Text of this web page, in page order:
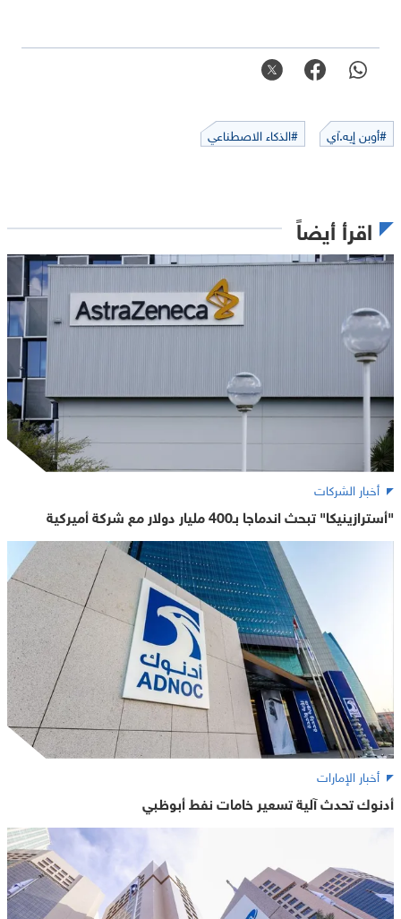
#أوبن إيه.آي #الذكاء الاصطناعي
اقرأ أيضاً
أخبار الشركات
"أسترازينيكا" تبحث اندماجا بـ400 مليار دولار مع شركة أميركية
أخبار الإمارات
أدنوك تحدث آلية تسعير خامات نفط أبوظبي